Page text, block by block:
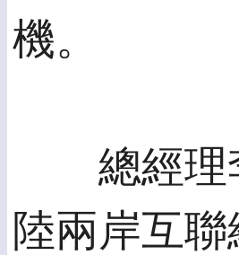
機。
總經理李
陸兩岸互